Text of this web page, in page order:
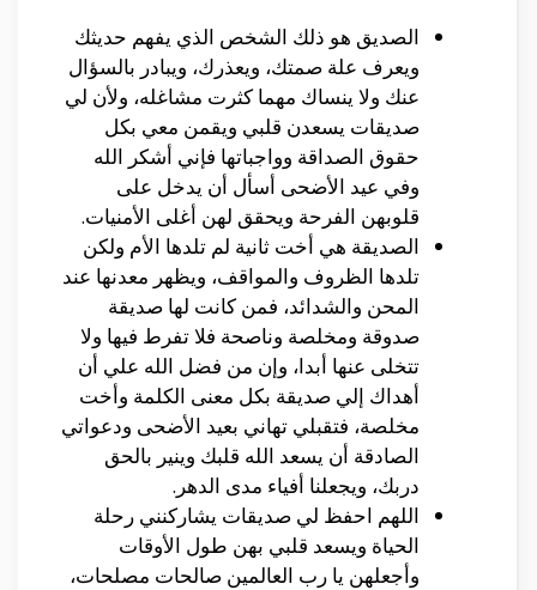
الصديق هو ذلك الشخص الذي يفهم حديثك
ويعرف علة صمتك، ويعذرك، ويبادر بالسؤال
عنك ولا ينساك مهما كثرت مشاغله، ولأن لي
صديقات يسعدن قلبي ويقمن معي بكل
حقوق الصداقة وواجباتها فإني أشكر الله
وفي عيد الأضحى أسأل أن يدخل على
قلوبهن الفرحة ويحقق لهن أغلى الأمنيات.
الصديقة هي أخت ثانية لم تلدها الأم ولكن
تلدها الظروف والمواقف، ويظهر معدنها عند
المحن والشدائد، فمن كانت لها صديقة
صدوقة ومخلصة وناصحة فلا تفرط فيها ولا
تتخلى عنها أبدا، وإن من فضل الله علي أن
أهداك إلي صديقة بكل معنى الكلمة وأخت
مخلصة، فتقبلي تهاني بعيد الأضحى ودعواتي
الصادقة أن يسعد الله قلبك وينير بالحق
دربك، ويجعلنا أفياء مدى الدهر.
اللهم احفظ لي صديقات يشاركنني رحلة
الحياة ويسعد قلبي بهن طول الأوقات
وأجعلهن يا رب العالمين صالحات مصلحات،